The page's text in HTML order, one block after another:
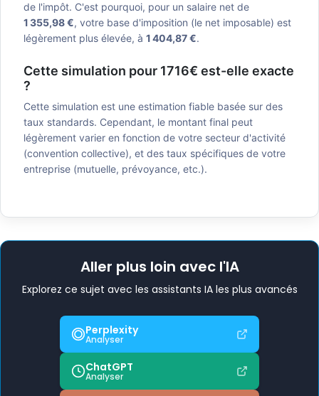
de l'impôt. C'est pourquoi, pour un salaire net de
1 355,98 €, votre base d'imposition (le net imposable) est
légèrement plus élevée, à 1 404,87 €.
Cette simulation pour 1716€ est-elle exacte
?
Cette simulation est une estimation fiable basée sur des
taux standards. Cependant, le montant final peut
légèrement varier en fonction de votre secteur d'activité
(convention collective), et des taux spécifiques de votre
entreprise (mutuelle, prévoyance, etc.).
Aller plus loin avec l'IA
Explorez ce sujet avec les assistants IA les plus avancés
Perplexity
Analyser
ChatGPT
Analyser